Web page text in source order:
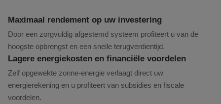
Maximaal rendement op uw investering
Door een zorgvuldig afgestemd systeem profiteert u van de
hoogste opbrengst en een snelle terugverdientijd.
Lagere energiekosten en financiële voordelen
Zelf opgewekte zonne-energie verlaagt direct uw
energierekening en u profiteert van subsidies en fiscale
voordelen.